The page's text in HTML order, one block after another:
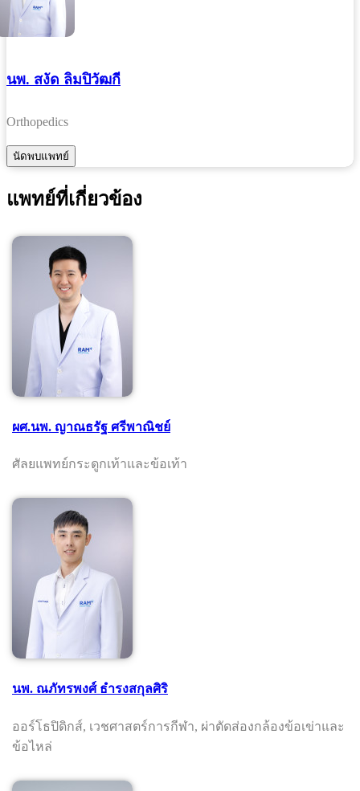
นพ. สงัด ลิมปิวัฒกี
Orthopedics
แพทย์ที่เกี่ยวข้อง
ผศ.นพ. ญาณธรัฐ ศรีพาณิชย์
ศัลยแพทย์กระดูกเท้าและข้อเท้า
นพ. ณภัทรพงศ์ ธำรงสกุลศิริ
ออร์โธปิดิกส์, เวชศาสตร์การกีฬา, ผ่าตัดส่องกล้องข้อเข่าและ
ข้อไหล่